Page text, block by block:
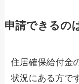
申請できるの
住居確保給付金
状況にある方で